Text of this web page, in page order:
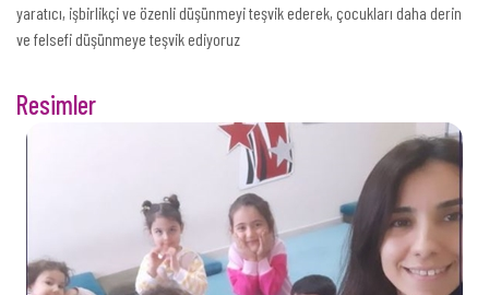
yaratıcı, işbirlikçi ve özenli düşünmeyi teşvik ederek, çocukları daha derin
ve felsefi düşünmeye teşvik ediyoruz
Resimler